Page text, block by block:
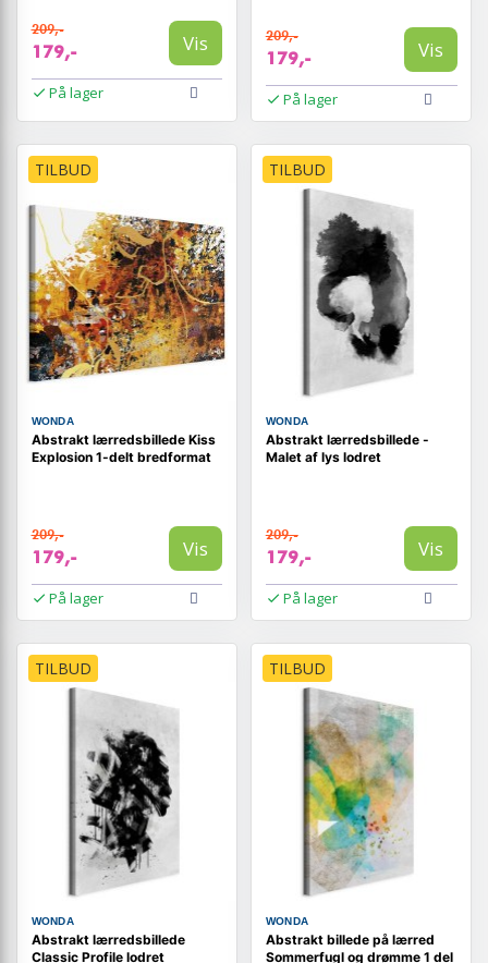
209,-
179,- Vis
På lager
209,-
179,- Vis
På lager
TILBUD
WONDA
Abstrakt lærredsbillede Kiss
Explosion 1-delt bredformat
209,-
179,- Vis
På lager
TILBUD
WONDA
Abstrakt lærredsbillede -
Malet af lys lodret
209,-
179,- Vis
På lager
TILBUD
WONDA
Abstrakt lærredsbillede
Classic Profile lodret
TILBUD
WONDA
Abstrakt billede på lærred
Sommerfugl og drømme 1 del